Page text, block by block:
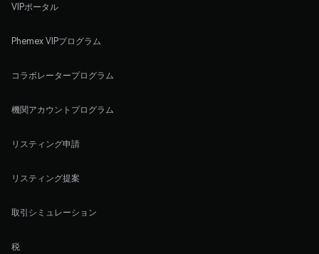
VIPポータル
Phemex VIPプログラム
コラボレータープログラム
機関アカウントプログラム
リスティング申請
リスティング提案
取引シミュレーション
税